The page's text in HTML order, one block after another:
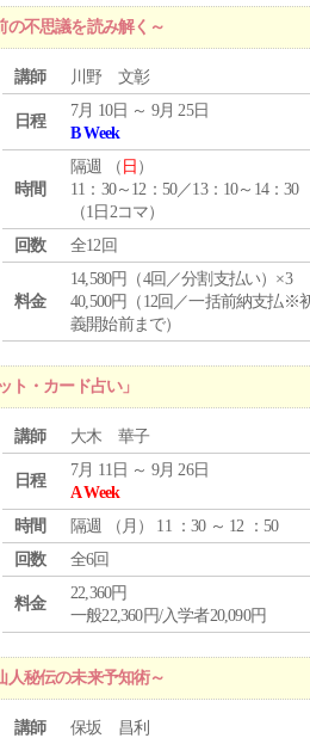
不思議を読み解く～
講師 川野 文彰
日程
7月 10日 ～ 9月 25日
B Week
時間
隔週 （ 日 ）
11：30～12：50／13：10～14：30
（1日2コマ）
回数
全12回
料金
14,580円（4回／分割支払い）×3
40,500円（12回／一括前納支払※
義開始前まで）
ト・カード占い」
講師 大木 華子
日程
7月 11日 ～ 9月 26日
A Week
時間
隔週 （ 月 ） 11 ：30 ～ 12 ：50
回数
全6回
料金
22,360円
一般22,360円/入学者20,090円
秘伝の未来予知術～
講師 保坂 昌利